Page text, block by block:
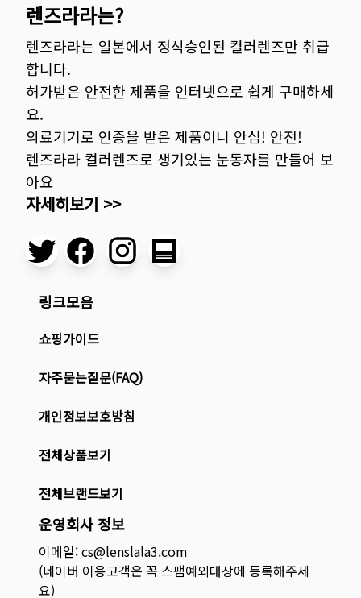
렌즈라라는?
렌즈라라는 일본에서 정식승인된 컬러렌즈만 취급
합니다.
허가받은 안전한 제품을 인터넷으로 쉽게 구매하세
요.
의료기기로 인증을 받은 제품이니 안심! 안전!
렌즈라라 컬러렌즈로 생기있는 눈동자를 만들어 보
아요
자세히보기 >>
링크모음
쇼핑가이드
자주묻는질문(FAQ)
개인정보보호방침
전체상품보기
전체브랜드보기
운영회사 정보
이메일: cs@lenslala3.com
(네이버 이용고객은 꼭 스팸예외대상에 등록해주세
요)